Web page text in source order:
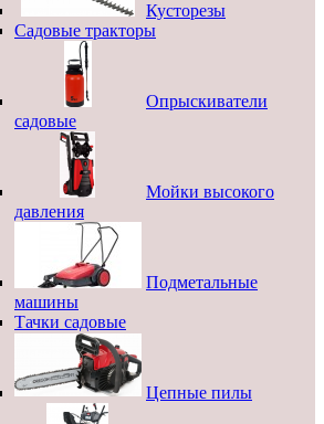
Кусторезы
Садовые тракторы
Опрыскиватели
садовые
Мойки высокого
давления
Подметальные
машины
Тачки садовые
Цепные пилы